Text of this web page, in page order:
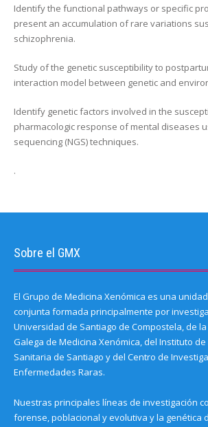
Identify the functional pathways or specific
present an accumulation of rare variations
schizophrenia.
Study of the genetic susceptibility to
interaction model between genetic and
Identify genetic factors involved in the
pharmacologic response of mental diseases
sequencing (NGS) techniques.
.
Sobre el GMX
El Grupo de Medicina Xenómica es una
conjunta formada principalmente por
Universidad de Santiago de Compostela, de
Galega de Medicina Xenómica, del Instituto
Sanitaria de Santiago y del Centro de
Enfermedades Raras.
Nuestras principales líneas de investigación
forense, poblacional y evolutiva y la genética